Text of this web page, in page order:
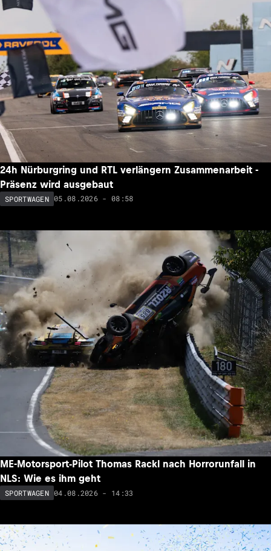
24h Nürburgring und RTL verlängern Zusammenarbeit -
Präsenz wird ausgebaut
SPORTWAGEN 05.08.2026 - 08:58
ME-Motorsport-Pilot Thomas Rackl nach Horrorunfall in
NLS: Wie es ihm geht
SPORTWAGEN 04.08.2026 - 14:33